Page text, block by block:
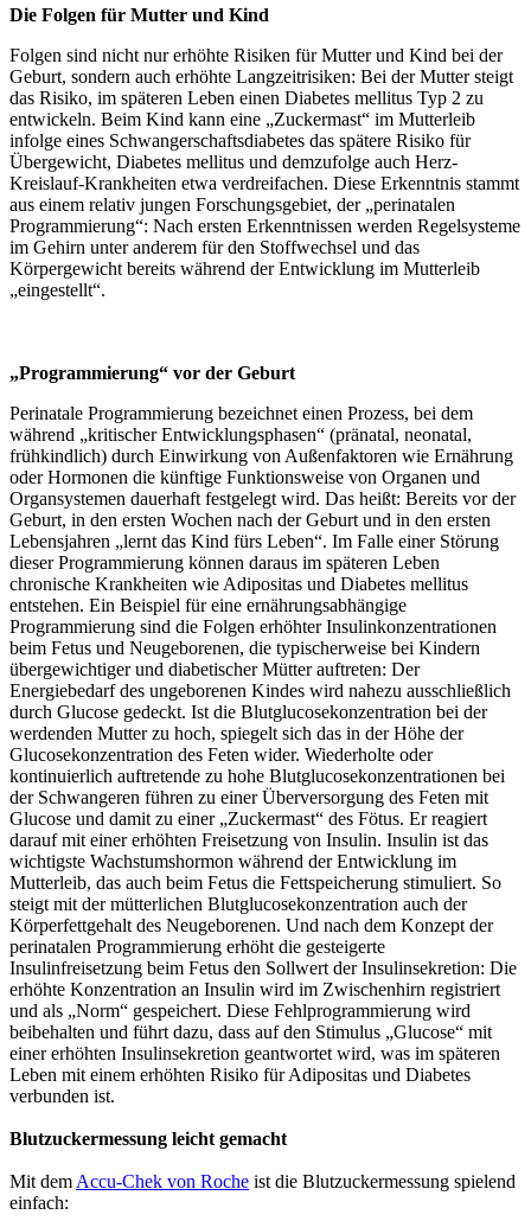
Die Folgen für Mutter und Kind
Folgen sind nicht nur erhöhte Risiken für Mutter und Kind bei der
Geburt, sondern auch erhöhte Langzeitrisiken: Bei der Mutter steigt
das Risiko, im späteren Leben einen Diabetes mellitus Typ 2 zu
entwickeln. Beim Kind kann eine „Zuckermast“ im Mutterleib
infolge eines Schwangerschaftsdiabetes das spätere Risiko für
Übergewicht, Diabetes mellitus und demzufolge auch Herz-
Kreislauf-Krankheiten etwa verdreifachen. Diese Erkenntnis stammt
aus einem relativ jungen Forschungsgebiet, der „perinatalen
Programmierung“: Nach ersten Erkenntnissen werden Regelsysteme
im Gehirn unter anderem für den Stoffwechsel und das
Körpergewicht bereits während der Entwicklung im Mutterleib
„eingestellt“.
„Programmierung“ vor der Geburt
Perinatale Programmierung bezeichnet einen Prozess, bei dem
während „kritischer Entwicklungsphasen“ (pränatal, neonatal,
frühkindlich) durch Einwirkung von Außenfaktoren wie Ernährung
oder Hormonen die künftige Funktionsweise von Organen und
Organsystemen dauerhaft festgelegt wird. Das heißt: Bereits vor der
Geburt, in den ersten Wochen nach der Geburt und in den ersten
Lebensjahren „lernt das Kind fürs Leben“. Im Falle einer Störung
dieser Programmierung können daraus im späteren Leben
chronische Krankheiten wie Adipositas und Diabetes mellitus
entstehen. Ein Beispiel für eine ernährungsabhängige
Programmierung sind die Folgen erhöhter Insulinkonzentrationen
beim Fetus und Neugeborenen, die typischerweise bei Kindern
übergewichtiger und diabetischer Mütter auftreten: Der
Energiebedarf des ungeborenen Kindes wird nahezu ausschließlich
durch Glucose gedeckt. Ist die Blutglucosekonzentration bei der
werdenden Mutter zu hoch, spiegelt sich das in der Höhe der
Glucosekonzentration des Feten wider. Wiederholte oder
kontinuierlich auftretende zu hohe Blutglucosekonzentrationen bei
der Schwangeren führen zu einer Überversorgung des Feten mit
Glucose und damit zu einer „Zuckermast“ des Fötus. Er reagiert
darauf mit einer erhöhten Freisetzung von Insulin. Insulin ist das
wichtigste Wachstumshormon während der Entwicklung im
Mutterleib, das auch beim Fetus die Fettspeicherung stimuliert. So
steigt mit der mütterlichen Blutglucosekonzentration auch der
Körperfettgehalt des Neugeborenen. Und nach dem Konzept der
perinatalen Programmierung erhöht die gesteigerte
Insulinfreisetzung beim Fetus den Sollwert der Insulinsekretion: Die
erhöhte Konzentration an Insulin wird im Zwischenhirn registriert
und als „Norm“ gespeichert. Diese Fehlprogrammierung wird
beibehalten und führt dazu, dass auf den Stimulus „Glucose“ mit
einer erhöhten Insulinsekretion geantwortet wird, was im späteren
Leben mit einem erhöhten Risiko für Adipositas und Diabetes
verbunden ist.
Blutzuckermessung leicht gemacht
Mit dem Accu-Chek von Roche ist die Blutzuckermessung spielend
einfach: